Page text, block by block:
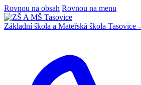
Rovnou na obsah Rovnou na menu
Základní škola a Mateřská škola Tasovice -